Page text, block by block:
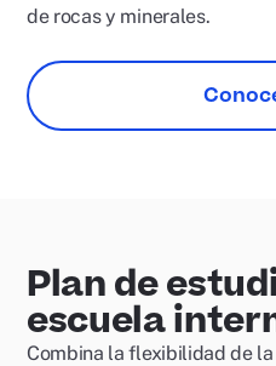
de rocas y minerales.
Plan de
escuela
Combina la flexibilidad de